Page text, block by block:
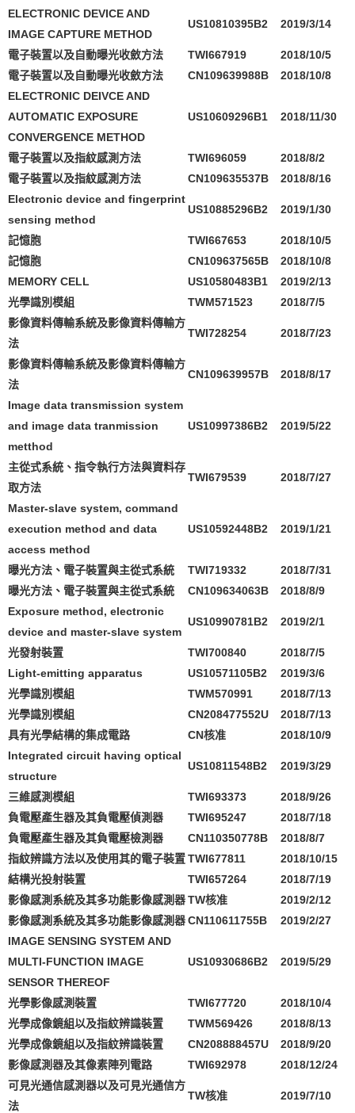
ELECTRONIC DEVICE AND
IMAGE CAPTURE METHOD
US10810395B2 2019/3/14
電子裝置以及自動曝光收斂方法 TWI667919
2018/10/5
電子裝置以及自動曝光收斂方法
CN109639988B
2018/10/8
ELECTRONIC DEIVCE AND
AUTOMATIC EXPOSURE
CONVERGENCE METHOD
US10609296B1 2018/11/30
電子裝置以及指紋感測方法 TWI696059
2018/8/2
電子裝置以及指紋感測方法
CN109635537B
2018/8/16
Electronic device and fingerprint
sensing method
US10885296B2 2019/1/30
記憶胞 TWI667653
2018/10/5
記憶胞
CN109637565B
2018/10/8
MEMORY CELL
US10580483B1
2019/2/13
光學識別模組
TWM571523
2018/7/5
影像資料傳輸系統及影像資料傳輸方
法
TWI728254 2018/7/23
影像資料傳輸系統及影像資料傳輸方
法
CN109639957B 2018/8/17
Image data transmission system
and image data tranmission
metthod
US10997386B2 2019/5/22
主從式系統、指令執行方法與資料存
取方法
TWI679539 2018/7/27
Master-slave system, command
execution method and data
access method
US10592448B2 2019/1/21
曝光方法、電子裝置與主從式系統 TWI719332
2018/7/31
曝光方法、電子裝置與主從式系統
CN109634063B
2018/8/9
Exposure method, electronic
device and master-slave system
US10990781B2 2019/2/1
光發射裝置 TWI700840
2018/7/5
Light-emitting apparatus
US10571105B2
2019/3/6
光學識別模組
TWM570991
2018/7/13
光學識別模組
CN208477552U
2018/7/13
具有光學結構的集成電路
CN核准
2018/10/9
Integrated circuit having optical
structure
US10811548B2 2019/3/29
三維感測模組 TWI693373
2018/9/26
負電壓產生器及其負電壓偵測器
TWI695247
2018/7/18
負電壓產生器及其負電壓檢測器
CN110350778B
2018/8/7
指紋辨識方法以及使用其的電子裝置TWI677811
2018/10/15
結構光投射裝置
TWI657264
2018/7/19
影像感測系統及其多功能影像感測器TW核准
2019/2/12
影像感測系統及其多功能影像感測器CN110611755B
2019/2/27
IMAGE SENSING SYSTEM AND
MULTI-FUNCTION IMAGE
SENSOR THEREOF
US10930686B2 2019/5/29
光學影像感測裝置 TWI677720
2018/10/4
光學成像鏡組以及指紋辨識裝置
TWM569426
2018/8/13
光學成像鏡組以及指紋辨識裝置
CN208888457U
2018/9/20
影像感測器及其像素陣列電路
TWI692978
2018/12/24
可見光通信感測器以及可見光通信方
法
TW核准 2019/7/10